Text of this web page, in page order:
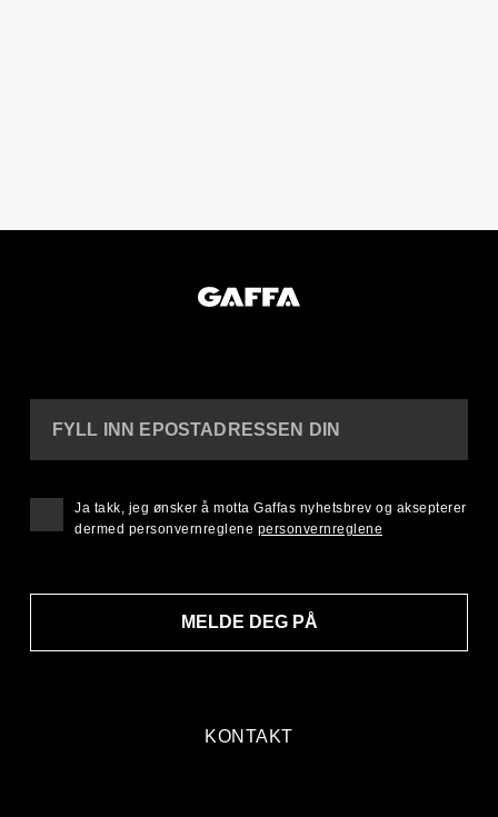
KONTAKT
FYLL INN EPOSTADRESSEN DIN
MELDE DEG PÅ
Ja takk, jeg ønsker å motta Gaffas nyhetsbrev og aksepterer
dermed personvernreglene personvernreglene